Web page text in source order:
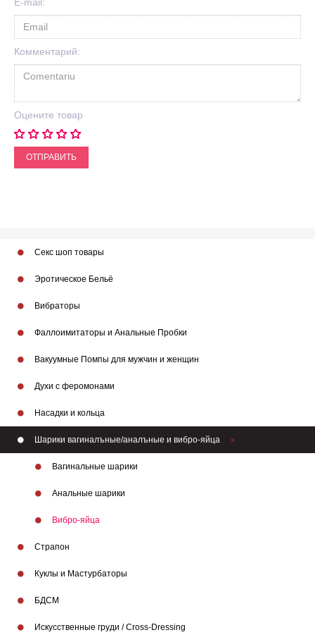
Комментарий:
Оцените товар
ОТПРАВИТЬ
Секс шоп товары
Эротическое Бельё
Вибраторы
Фаллоимитаторы и Анальные Пробки
Вакуумные Помпы для мужчин и женщин
Духи с феромонами
Насадки и кольца
Шарики вагиналъные/аналъные и вибро-яйца
Вагинальные шарики
Анальные шарики
Вибро-яйца
Страпон
Куклы и Мастурбаторы
БДСМ
Искусственные груди / Cross-Dressing